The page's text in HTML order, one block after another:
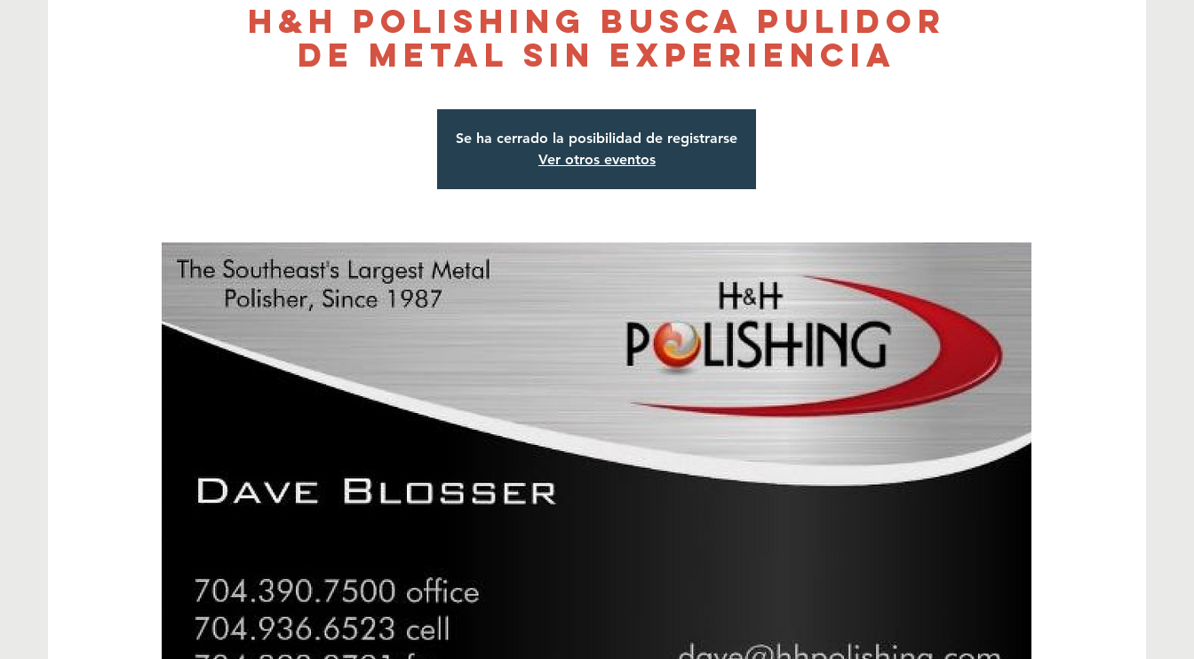
H&H Polishing Busca Pulidor
de Metal sin Experiencia
Se ha cerrado la posibilidad de registrarse
Ver otros eventos